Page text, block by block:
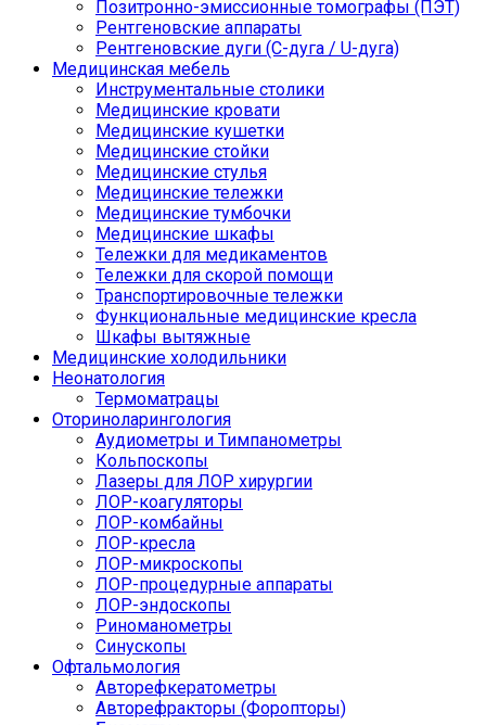
Позитронно-эмиссионные томографы (ПЭТ)
Рентгеновские аппараты
Рентгеновские дуги (С-дуга / U-дуга)
Медицинская мебель
Инструментальные столики
Медицинские кровати
Медицинские кушетки
Медицинские стойки
Медицинские стулья
Медицинские тележки
Медицинские тумбочки
Медицинские шкафы
Тележки для медикаментов
Тележки для скорой помощи
Транспортировочные тележки
Функциональные медицинские кресла
Шкафы вытяжные
Медицинские холодильники
Неонатология
Термоматрацы
Оториноларингология
Аудиометры и Тимпанометры
Кольпоскопы
Лазеры для ЛОР хирургии
ЛОР-коагуляторы
ЛОР-комбайны
ЛОР-кресла
ЛОР-микроскопы
ЛОР-процедурные аппараты
ЛОР-эндоскопы
Риноманометры
Синускопы
Офтальмология
Авторефкератометры
Авторефракторы (Форопторы)